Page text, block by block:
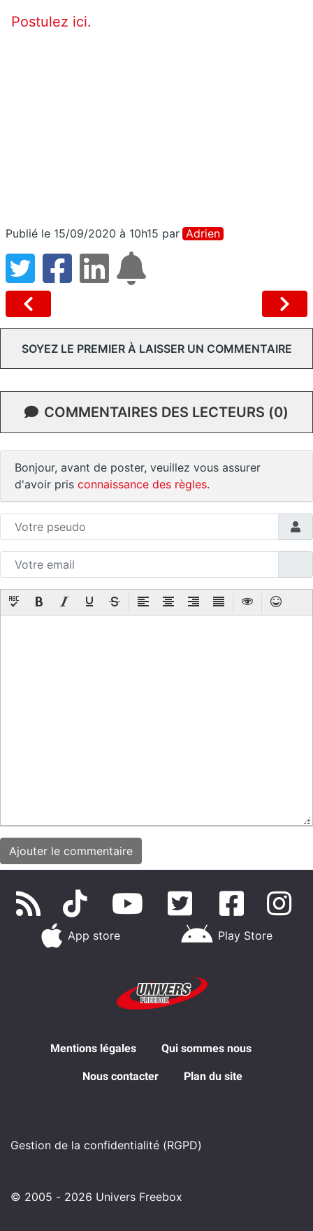
Postulez ici.
Publié le 15/09/2020 à 10h15 par Adrien
SOYEZ LE PREMIER À LAISSER UN COMMENTAIRE
COMMENTAIRES DES LECTEURS (0)
Bonjour, avant de poster, veuillez vous assurer
d'avoir pris connaissance des règles.
App store Play Store
Mentions légales Qui sommes nous
Nous contacter Plan du site
Gestion de la confidentialité (RGPD)
© 2005 - 2026 Univers Freebox